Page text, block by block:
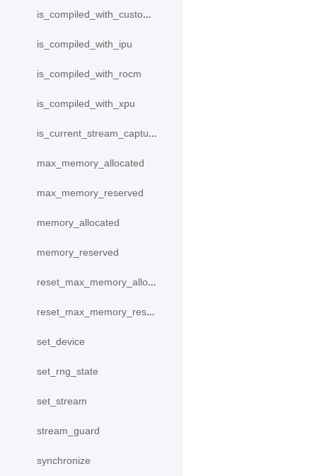
is_compiled_with_custom_device
is_compiled_with_ipu
is_compiled_with_rocm
is_compiled_with_xpu
is_current_stream_capturing
max_memory_allocated
max_memory_reserved
memory_allocated
memory_reserved
reset_max_memory_allocated
reset_max_memory_reserved
set_device
set_rng_state
set_stream
stream_guard
synchronize